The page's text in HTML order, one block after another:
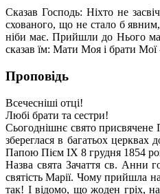
Сказав Господь: Ніхто не
схованого, що не стало б
ніби має. Прийшли до Нього
сказав їм: Мати Моя і брати
Проповідь
Всечесніші отці!
Любі брати та сестри!
Сьогоднішнє свято присвячене
збереглася в багатьох
Папою Пієм IX 8 грудня 1854
Назва свята Зачаття св. Анни
святість Марії. Чому прийшла
так! І відомо, що жоден гріх,